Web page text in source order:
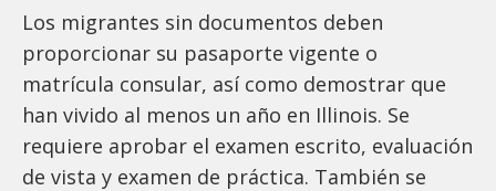
Los migrantes sin documentos deben
proporcionar su pasaporte vigente o
matrícula consular, así como demostrar que
han vivido al menos un año en Illinois. Se
requiere aprobar el examen escrito, evaluación
de vista y examen de práctica. También se